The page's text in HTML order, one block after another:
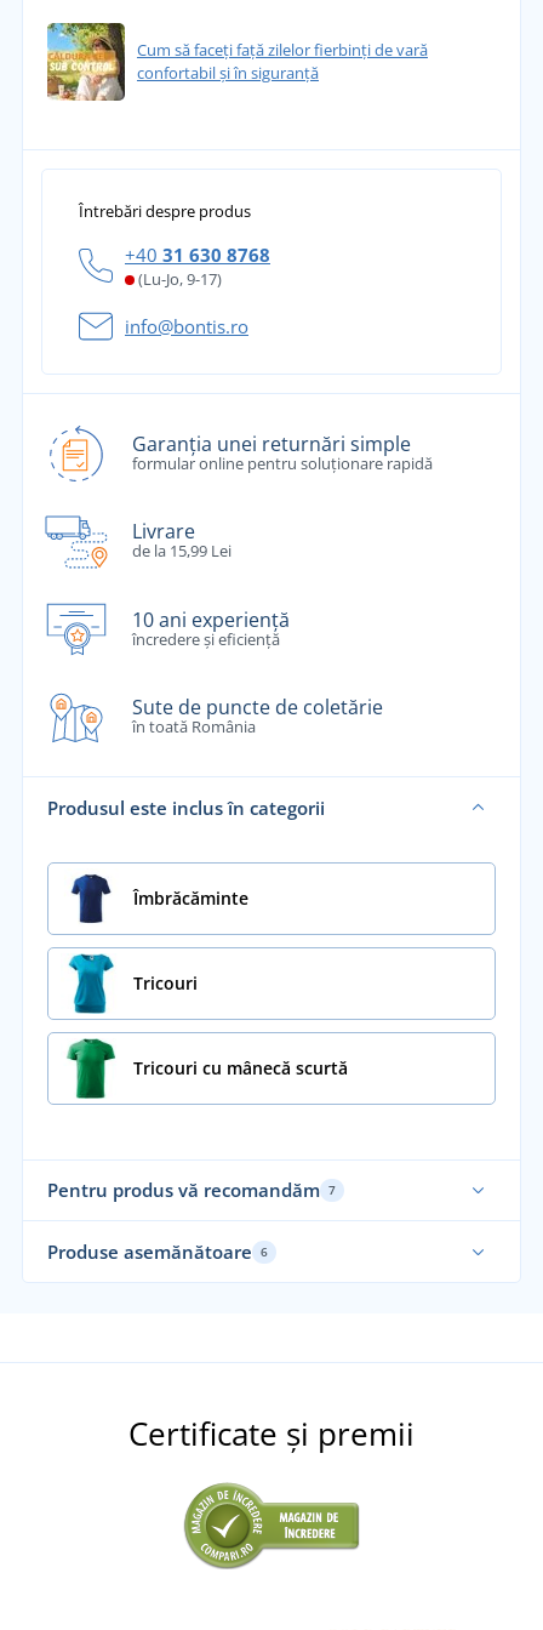
Cum să faceți față zilelor fierbinți de vară
confortabil și în siguranță
Întrebări despre produs
+40 31 630 8768
(Lu-Jo, 9-17)
info@bontis.ro
Garanția unei returnări simple
formular online pentru soluționare rapidă
Livrare
de la 15,99 Lei
10 ani experiență
încredere și eficiență
Sute de puncte de coletărie
în toată România
Produsul este inclus în categorii
Îmbrăcăminte
Tricouri
Tricouri cu mânecă scurtă
Pentru produs vă recomandăm 7
Mărimi până în 5XL
Nou
Produse asemănătoare 6
Certificate și premii